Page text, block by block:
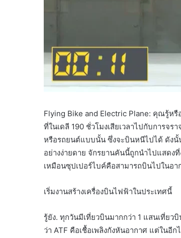
Flying Bike and Electric Plane: คุณรู้ห
ที่ในเดลี 190 ชั่วโมงเสียเวลาไปกับการจ
หรือรถยนต์แบบนั้น ซึ่งจะบินหนีไปได้ ดังนั้
อย่างง่ายดาย จักรยานคันนี้ถูกนำไปแสด
เหมือนซุปเปอร์ไบค์คือสามารถบินไปในอา
เริ่มงานสร้างเครื่องบินไฟฟ้าในประเทศนี้
รู้ยัง. ทุกวันมีเที่ยวบินมากกว่า 1 แสนเที่ยว
ว่า ATF คือเชื้อเพลิงกังหันอากาศ แต่ในอี